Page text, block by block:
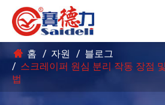
홈 자원
블로그
스크레이퍼 원심 분리 작동 장점
법